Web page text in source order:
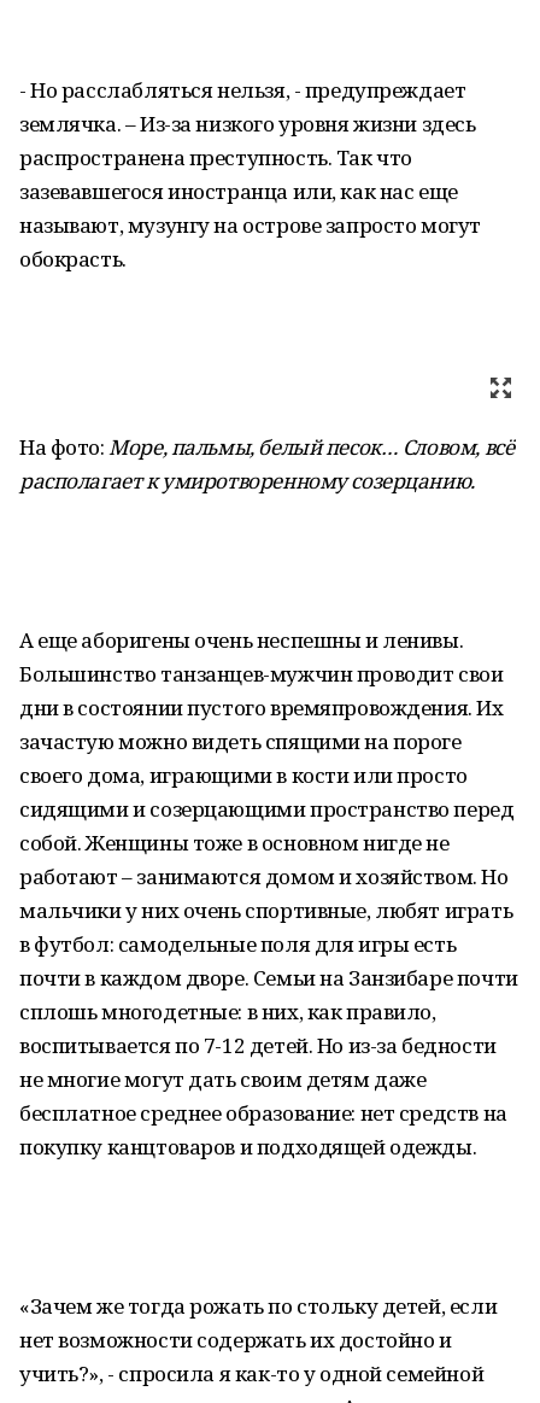
- Но расслабляться нельзя, - предупреждает
землячка. – Из-за низкого уровня жизни здесь
распространена преступность. Так что
зазевавшегося иностранца или, как нас еще
называют, музунгу на острове запросто могут
обокрасть.
На фото:Море, пальмы, белый песок… Словом, всё
располагает к умиротворенному созерцанию.
А еще аборигены очень неспешны и ленивы.
Большинство танзанцев-мужчин проводит свои
дни в состоянии пустого времяпровождения. Их
зачастую можно видеть спящими на пороге
своего дома, играющими в кости или просто
сидящими и созерцающими пространство перед
собой. Женщины тоже в основном нигде не
работают – занимаются домом и хозяйством. Но
мальчики у них очень спортивные, любят играть
в футбол: самодельные поля для игры есть
почти в каждом дворе. Семьи на Занзибаре почти
сплошь многодетные: в них, как правило,
воспитывается по 7-12 детей. Но из-за бедности
не многие могут дать своим детям даже
бесплатное среднее образование: нет средств на
покупку канцтоваров и подходящей одежды.
«Зачем же тогда рожать по стольку детей, если
нет возможности содержать их достойно и
учить?», - спросила я как-то у одной семейной